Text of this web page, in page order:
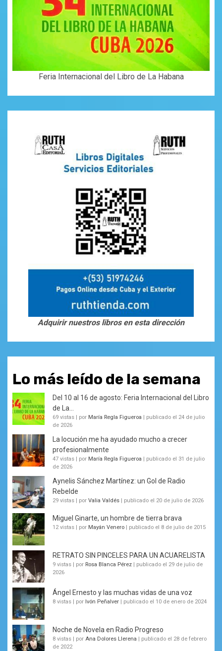
Feria Internacional del Libro de La Habana
Adquirir nuestros libros en esta dirección
Lo más leído de la semana
Del 10 al 16 de agosto: Feria Internacional del Libro
de La...
69 vistas por María Regla Figueroa
publicado el 24 de julio
de 2026
La locución me ha ayudado mucho a crecer
profesionalmente
47 vistas por María Regla Figueroa
publicado el 31 de julio
de 2026
Aynelis Sánchez Martínez: un Gol de Radio
Rebelde
29 vistas por Valia Valdés publicado el 20 de julio de 2026
Miguel Ginarte, un hombre de tierra brava
12 vistas por Mayán Venero publicado el 8 de julio de 2015
RETRATO SIN PINCELES PARA UN ACUARELISTA
9 vistas por Rosa Blanca Pérez
publicado el 29 de julio de
2026
Ángel Ernesto y las muchas vidas de una voz
8 vistas por Ivón Peñalver publicado el 10 de enero de 2024
Noche de Novela en Radio Progreso
8 vistas por Ana Dolores Llerena
publicado el 28 de febrero
de 2022